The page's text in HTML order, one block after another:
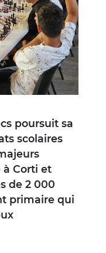
poursuit sa
scolaires
à Corti et
de 2 000
primaire qui